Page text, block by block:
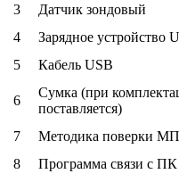
3
Датчик зондовый
4
Зарядное устройство
5
Кабель USB
6
Сумка (при
поставляется)
7 Методика поверки
8
Программа связи с ПК